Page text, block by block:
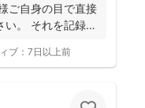
ご自身の目で直接
い。 それを記録す
ブ： 7日以上前